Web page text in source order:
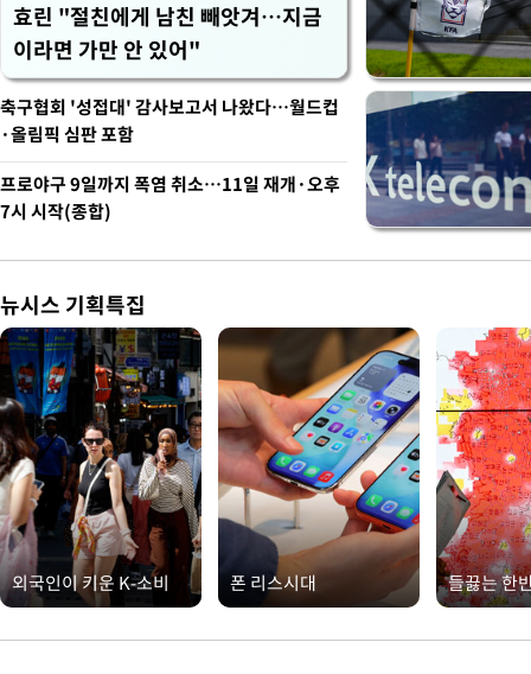
효린 "절친에게 남친 빼앗겨…지금
이라면 가만 안 있어"
축구협회 '성접대' 감사보고서 나왔다…월드컵
·올림픽 심판 포함
프로야구 9일까지 폭염 취소…11일 재개·오후
7시 시작(종합)
뉴시스 기획특집
외국인이 키운 K-소비 폰 리스시대 들끓는 한